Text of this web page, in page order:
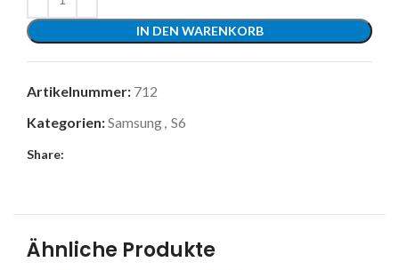
IN DEN WARENKORB
Artikelnummer: 712
Kategorien:Samsung S6
Share:
Ähnliche Produkte